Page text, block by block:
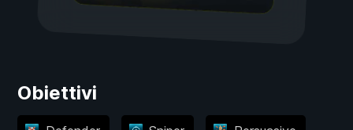
Obiettivi